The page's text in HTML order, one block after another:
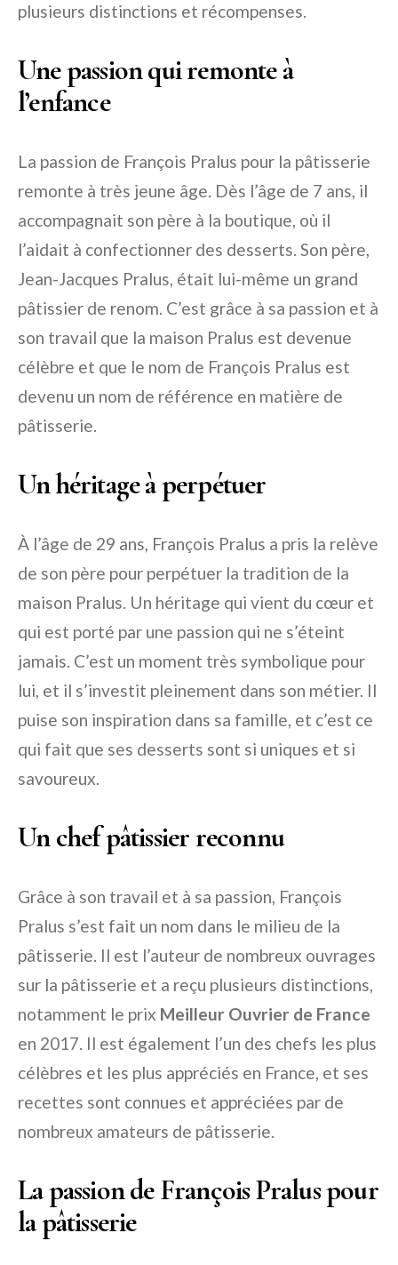
plusieurs distinctions et récompenses.
Une passion qui remonte à
l’enfance
La passion de François Pralus pour la pâtisserie
remonte à très jeune âge. Dès l’âge de 7 ans, il
accompagnait son père à la boutique, où il
l’aidait à confectionner des desserts. Son père,
Jean-Jacques Pralus, était lui-même un grand
pâtissier de renom. C’est grâce à sa passion et à
son travail que la maison Pralus est devenue
célèbre et que le nom de François Pralus est
devenu un nom de référence en matière de
pâtisserie.
Un héritage à perpétuer
À l’âge de 29 ans, François Pralus a pris la relève
de son père pour perpétuer la tradition de la
maison Pralus. Un héritage qui vient du cœur et
qui est porté par une passion qui ne s’éteint
jamais. C’est un moment très symbolique pour
lui, et il s’investit pleinement dans son métier. Il
puise son inspiration dans sa famille, et c’est ce
qui fait que ses desserts sont si uniques et si
savoureux.
Un chef pâtissier reconnu
Grâce à son travail et à sa passion, François
Pralus s’est fait un nom dans le milieu de la
pâtisserie. Il est l’auteur de nombreux ouvrages
sur la pâtisserie et a reçu plusieurs distinctions,
notamment le prix Meilleur Ouvrier de France
en 2017. Il est également l’un des chefs les plus
célèbres et les plus appréciés en France, et ses
recettes sont connues et appréciées par de
nombreux amateurs de pâtisserie.
La passion de François Pralus pour
la pâtisserie